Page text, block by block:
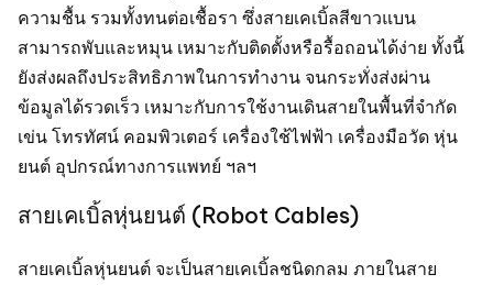
ความชื้น รวมทั้งทนต่อเชื้อรา ซึ่งสายเคเบิ้ลสีขาวแบน
สามารถพับและหมุน เหมาะกับติดตั้งหรือรื้อถอนได้ง่าย ทั้งนี้
ยังส่งผลถึงประสิทธิภาพในการทำงาน จนกระทั่งส่งผ่าน
ข้อมูลได้รวดเร็ว เหมาะกับการใช้งานเดินสายในพื้นที่จำกัด
เข่น โทรทัศน์ คอมพิวเตอร์ เครื่องใช้ไฟฟ้า เครื่องมือวัด หุ่น
ยนต์ อุปกรณ์ทางการแพทย์ ฯลฯ
สายเคเบิ้ลหุ่นยนต์ (Robot Cables)
สายเคเบิ้ลหุ่นยนต์ จะเป็นสายเคเบิ้ลชนิดกลม ภายในสาย